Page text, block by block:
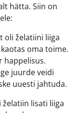
hätta. Siin on
oli želatiini liiga
oma toime.
happelisus.
juurde veidi
uuesti jahtuda.
želatiin lisati liiga